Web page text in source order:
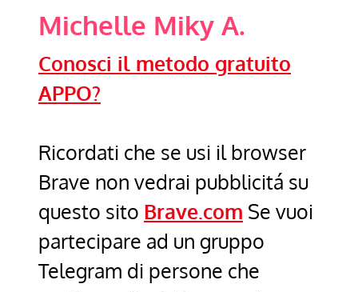
Michelle Miky A.
Conosci il metodo gratuito
APPO?
Ricordati che se usi il browser
Brave non vedrai pubblicitá su
questo sito Brave.com Se vuoi
partecipare ad un gruppo
Telegram di persone che